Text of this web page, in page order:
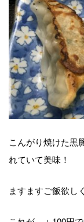
こんがり焼けた黒
れていて美味！
ますますご飯欲し